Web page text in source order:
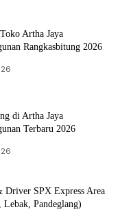
Artha Jaya
Rangkasbitung 2026
di Artha Jaya
Terbaru 2026
SPX Express Area
Pandeglang)